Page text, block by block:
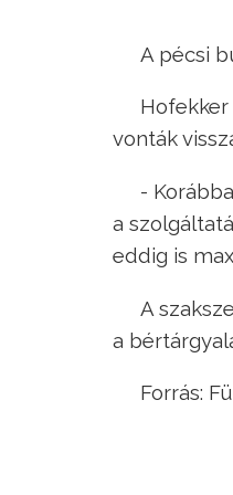
A pécsi
vonták
-
a
eddig is
A
a
Forrás: